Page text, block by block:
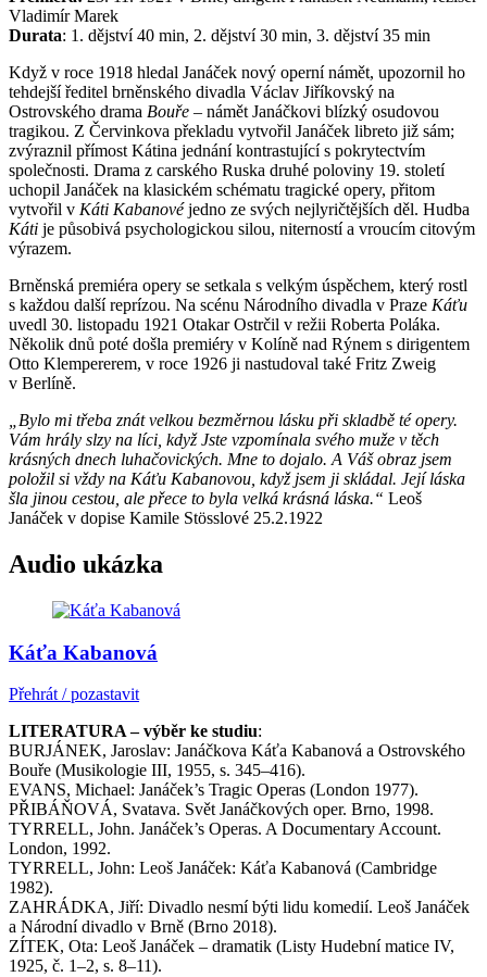
Vladimír Marek
Durata: 1. dějství 40 min, 2. dějství 30 min, 3. dějství 35 min
Když v roce 1918 hledal Janáček nový operní námět, upozornil ho
tehdejší ředitel brněnského divadla Václav Jiříkovský na
Ostrovského drama Bouře – námět Janáčkovi blízký osudovou
tragikou. Z Červinkova překladu vytvořil Janáček libreto již sám;
zvýraznil přímost Kátina jednání kontrastující s pokrytectvím
společnosti. Drama z carského Ruska druhé poloviny 19. století
uchopil Janáček na klasickém schématu tragické opery, přitom
vytvořil v Káti Kabanovéjedno ze svých nejlyričtějších děl. Hudba
Káti je působivá psychologickou silou, niterností a vroucím citovým
výrazem.
Brněnská premiéra opery se setkala s velkým úspěchem, který rostl
s každou další reprízou. Na scénu Národního divadla v Praze Káťu
uvedl 30. listopadu 1921 Otakar Ostrčil v režii Roberta Poláka.
Několik dnů poté došla premiéry v Kolíně nad Rýnem s dirigentem
Otto Klempererem, v roce 1926 ji nastudoval také Fritz Zweig
v Berlíně.
„Bylo mi třeba znát velkou bezměrnou lásku při skladbě té opery.
Vám hrály slzy na líci, když Jste vzpomínala svého muže v těch
krásných dnech luhačovických. Mne to dojalo. A Váš obraz jsem
položil si vždy na Káťu Kabanovou, když jsem ji skládal. Její láska
šla jinou cestou, ale přece to byla velká krásná láska.“ Leoš
Janáček v dopise Kamile Stösslové 25.2.1922
Audio ukázka
Káťa Kabanová
Přehrát / pozastavit
LITERATURA – výběr ke studiu:
BURJÁNEK, Jaroslav: Janáčkova Káťa Kabanová a Ostrovského
Bouře (Musikologie III, 1955, s. 345–416).
EVANS, Michael: Janáček’s Tragic Operas (London 1977).
PŘIBÁŇOVÁ, Svatava. Svět Janáčkových oper. Brno, 1998.
TYRRELL, John. Janáček’s Operas. A Documentary Account.
London, 1992.
TYRRELL, John: Leoš Janáček: Káťa Kabanová (Cambridge
1982).
ZAHRÁDKA, Jiří: Divadlo nesmí býti lidu komedií. Leoš Janáček
a Národní divadlo v Brně (Brno 2018).
ZÍTEK, Ota: Leoš Janáček – dramatik (Listy Hudební matice IV,
1925, č. 1–2, s. 8–11).